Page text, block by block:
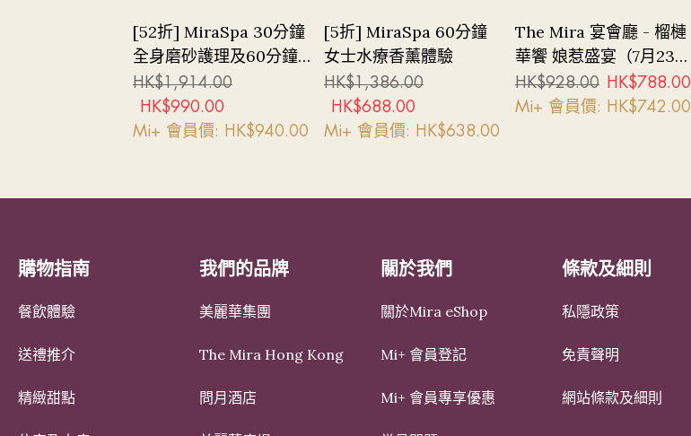
[52折] MiraSpa 30分鐘
全身磨砂護理及60分鐘
瑞典式全身按摩 (女士專
屬)
HK$1,914.00
HK$990.00
Mi+ 會員價: HK$940.00
[5折] MiraSpa 60分鐘
女士水療香薰體驗
HK$1,386.00
HK$688.00
Mi+ 會員價: HK$638.00
The Mira 宴會廳 - 榴槤
華饗 娘惹盛宴（7月23至
26日、8月8日及9日晚
上）
HK$928.00 HK$788.00
Mi+ 會員價: HK$742.00
購物指南
餐飲體驗
送禮推介
精緻甜點
我們的品牌
美麗華集團
The Mira Hong Kong
問月酒店
關於我們
關於Mira eShop
Mi+ 會員登記
Mi+ 會員專享優惠
條款及細則
私隱政策
免責聲明
網站條款及細則